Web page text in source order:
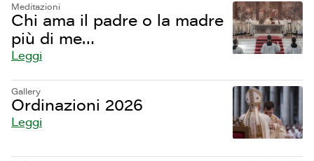
Meditazioni
Chi ama il padre o la madre
più di me…
Leggi
Gallery
Ordinazioni 2026
Leggi